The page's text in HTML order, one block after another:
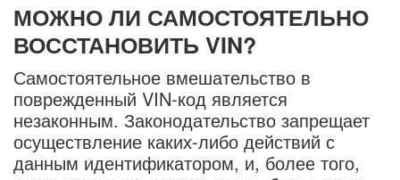
МОЖНО ЛИ САМОСТОЯТЕЛЬНО
ВОССТАНОВИТЬ VIN?
Самостоятельное вмешательство в
поврежденный VIN-код является
незаконным. Законодательство запрещает
осуществление каких-либо действий с
данным идентификатором, и, более того,